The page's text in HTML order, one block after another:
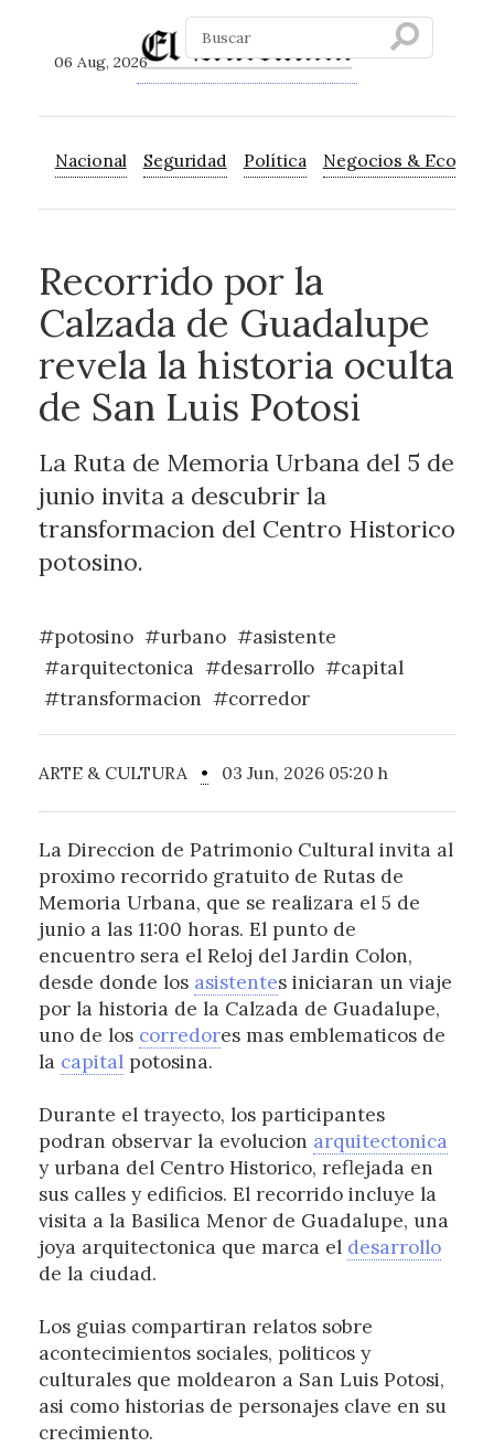
06 Aug, 2026
Nacional Seguridad Política Negocios &
Recorrido por la
Calzada de Guadalupe
revela la historia oculta
de San Luis Potosi
La Ruta de Memoria Urbana del 5 de
junio invita a descubrir la
transformacion del Centro Historico
potosino.
#potosino #urbano #asistente
#arquitectonica #desarrollo #capital
#transformacion #corredor
ARTE & CULTURA • 03 Jun, 2026 05:20 h
La Direccion de Patrimonio Cultural invita al
proximo recorrido gratuito de Rutas de
Memoria Urbana, que se realizara el 5 de
junio a las 11:00 horas. El punto de
encuentro sera el Reloj del Jardin Colon,
desde donde los asistentes iniciaran un viaje
por la historia de la Calzada de Guadalupe,
uno de los corredores mas emblematicos de
la capitalpotosina.
Durante el trayecto, los participantes
podran observar la evolucion arquitectonica
y urbana del Centro Historico, reflejada en
sus calles y edificios. El recorrido incluye la
visita a la Basilica Menor de Guadalupe, una
joya arquitectonica que marca el desarrollo
de la ciudad.
Los guias compartiran relatos sobre
acontecimientos sociales, politicos y
culturales que moldearon a San Luis Potosi,
asi como historias de personajes clave en su
crecimiento.